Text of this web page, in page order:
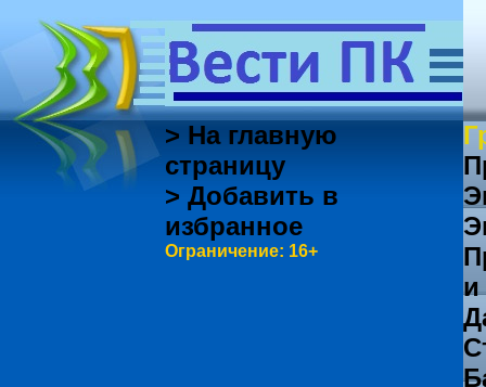
> На главную
страницу
> Добавить в
избранное
Ограничение: 16+